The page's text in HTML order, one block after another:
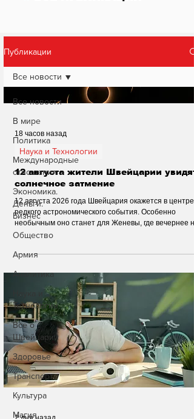
Публикации
Все новости
В мире
Политика
Международные
отношения
Экономика.
Деньги.
Бизнес
Общество
Армия
Аналитика
Технологии
Все о
Швейцарии
Здоровье
Транспорт
Культура
Магия
Все новости
18 часов назад
Наука и Технологии
12 августа жители Швейцарии увидят
солнечное затмение
12 августа 2026 года Швейцария окажется в центре
редкого астрономического события. Особенно
необычным оно станет для Женевы, где вечернее
может подарить зрелище, которое запомнится